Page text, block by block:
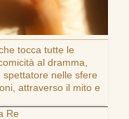
tocca tutte le
al dramma,
spettatore nelle sfere
attraverso il mito e
Re